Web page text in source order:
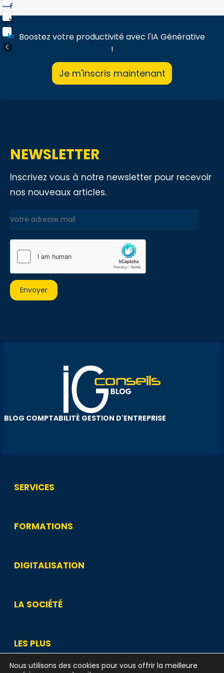
Boostez votre productivité avec l'IA Générative
!
Je m'inscris maintenant
NEWSLETTER
Inscrivez vous à notre newsletter pour recevoir
nos nouveaux articles.
BLOG COMPTABILITÉ GESTION D'ENTREPRISE
SERVICES
FORMATIONS
DIGITALISATION
LA SOCIÉTÉ
LES PLUS
Nous utilisons des cookies pour vous offrir la meilleure